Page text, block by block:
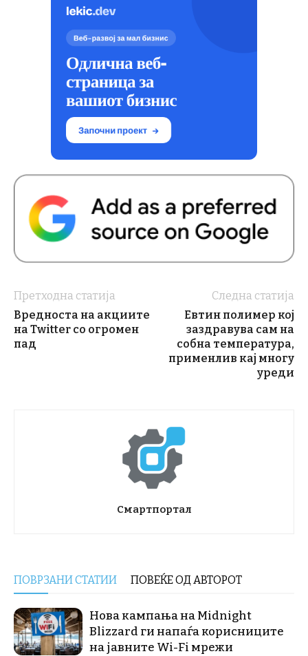
Претходна статија
Вредноста на акциите
на Twitter со огромен
пад
Следна статија
Евтин полимер кој
заздравува сам на
собна температура,
применлив кај многу
уреди
Смартпортал
ПОВРЗАНИ СТАТИИ ПОВЕЌЕ ОД АВТОРОТ
Нова кампања на Midnight
Blizzard ги напаѓа корисниците
на јавните Wi-Fi мрежи